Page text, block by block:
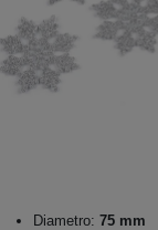
Diametro: 75 mm